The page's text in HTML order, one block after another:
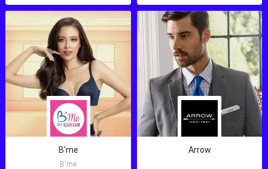
B'me
B'me
Arrow